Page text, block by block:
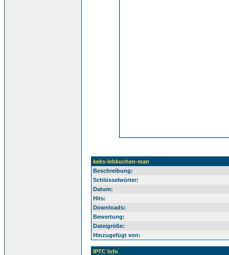
keks-lebkuchen-man
Beschreibung:
Schlüsselwörter:
Datum:
Hits:
Downloads:
Bewertung:
Dateigröße:
Hinzugefügt von:
IPTC Info